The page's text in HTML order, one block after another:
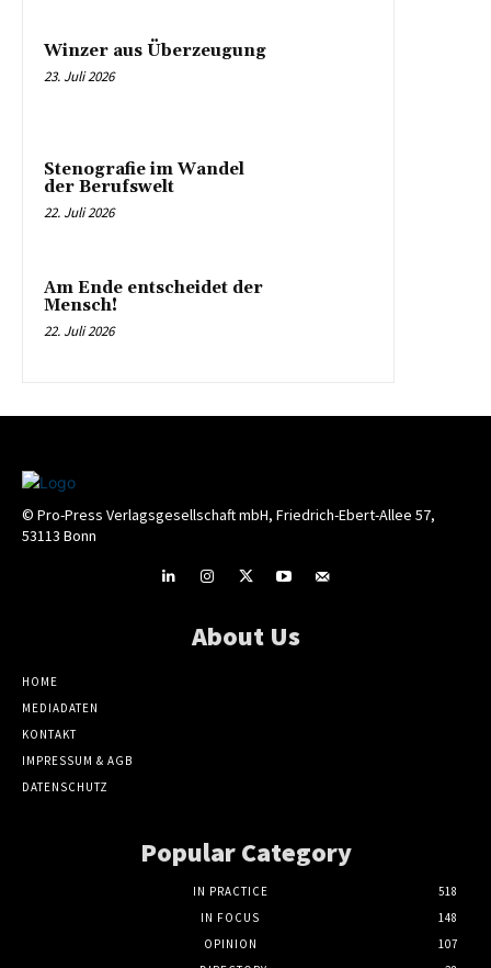
Winzer aus Überzeugung
23. Juli 2026
Stenografie im Wandel
der Berufswelt
22. Juli 2026
Am Ende entscheidet der
Mensch!
22. Juli 2026
© Pro-Press Verlagsgesellschaft mbH, Friedrich-Ebert-Allee 57,
53113 Bonn
About Us
HOME
MEDIADATEN
KONTAKT
IMPRESSUM & AGB
DATENSCHUTZ
Popular Category
IN PRACTICE
518
IN FOCUS
148
OPINION
107